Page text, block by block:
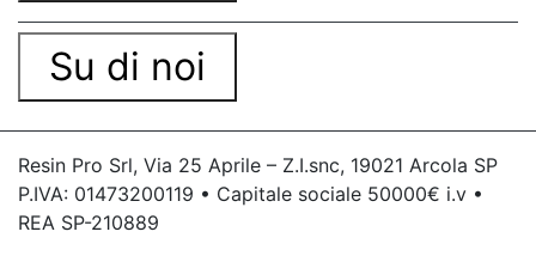
Su di noi
Resin Pro Srl, Via 25 Aprile – Z.I.snc, 19021 Arcola SP
P.IVA: 01473200119 • Capitale sociale 50000€ i.v •
REA SP-210889